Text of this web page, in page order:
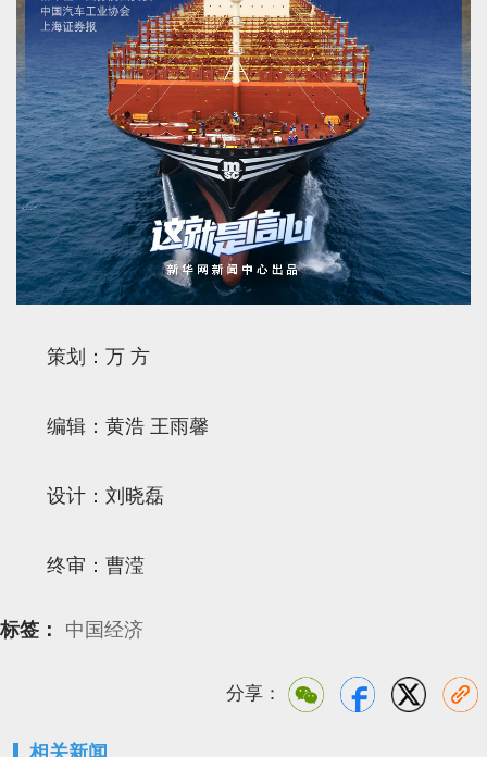
策划：万 方
编辑：黄浩 王雨馨
设计：刘晓磊
终审：曹滢
标签： 中国经济
分享：
相关新闻